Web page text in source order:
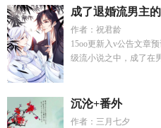
成了退婚流男主
作者：祝君龄
15oo更新入v公告文章
级流小说之中，成了在
沉沦+番外
作者：三月七夕